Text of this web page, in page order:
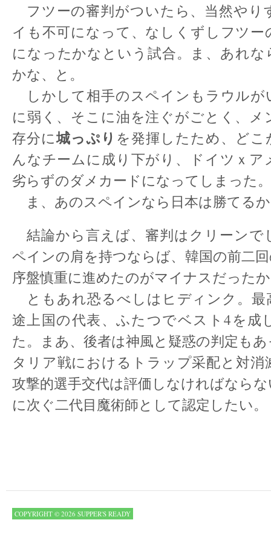
フツーの審判がついたら、当然やり
イも不可になって、なしくずしフツー
になったかなという試合。ま、あれな
かな、と。
しかして相手のスペインもラウルが
に弱く、そこに油を注ぐがごとく、メ
存分に城っぷり を発揮したため、どこ
んなチームに成り下がり、ドイツｘア
劣らずのダメカードになってしまった。
ま、あのスペインなら日本は勝てる
結論から言えば、審判はクリーンで
ペインの肩を持つならば、韓国の前二
序盤慎重に進めたのがマイナスだった
ともあれ恐るべしはヒディンク。最
途上国の代表、ふたつでベスト4を成
た。まあ、後者は神風と疑惑の判定も
タリア戦におけるトラップ采配と対消
攻撃的選手交代は評価しなければなら
に次ぐ二代目魔術師として認定したい。
COPYRIGHT © 2026 SUPPER'S READY